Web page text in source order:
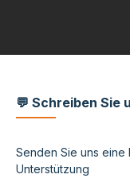
💬 Schreiben Sie
Senden Sie uns eine
Unterstützung